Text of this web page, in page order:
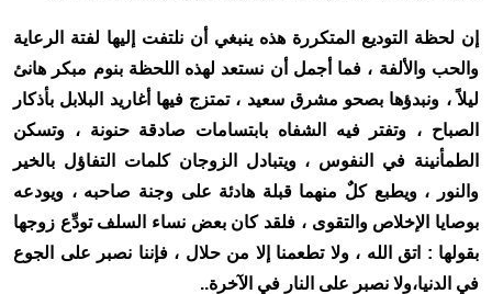
إن لحظة التوديع المتكررة هذه ينبغي أن نلتفت إليها لفتة الرعاية
والحب والألفة ، فما أجمل أن نستعد لهذه اللحظة بنوم مبكر هانئ
ليلاً ، ونبدؤها بصحو مشرق سعيد ، تمتزج فيها أغاريد البلابل بأذكار
الصباح ، وتفتر فيه الشفاه بابتسامات صادقة حنونة ، وتسكن
الطمأنينة في النفوس ، ويتبادل الزوجان كلمات التفاؤل بالخير
والنور ، ويطبع كلٌ منهما قبلة هادئة على وجنة صاحبه ، ويودعه
بوصايا الإخلاص والتقوى ، فلقد كان بعض نساء السلف تودِّع زوجها
بقولها : اتق الله ، ولا تطعمنا إلا من حلال ، فإننا نصبر على الجوع
في الدنيا،ولا نصبر على النار في الآخرة..